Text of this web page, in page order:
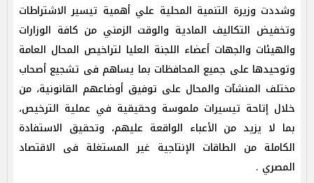
وشددت وزيرة التنمية المحلية علي أهمية تيسير الاشتراطات
وتخفيض التكاليف المادية والوقت الزمني من كافة الوزارات
والهيئات والجهات أعضاء اللجنة العليا لتراخيص المحال العامة
وتوحيدها على جميع المحافظات بما يساهم فى تشجيع أصحاب
مختلف المنشآت والمحال على توفيق أوضاعهم القانونية، من
خلال إتاحة تيسيرات ملموسة وحقيقية في عملية الترخيص،
بما لا يزيد من الأعباء الواقعة عليهم، وتحقيق الاستفادة
الكاملة من الطاقات الإنتاجية غير المستغلة فى الاقتصاد
المصري .